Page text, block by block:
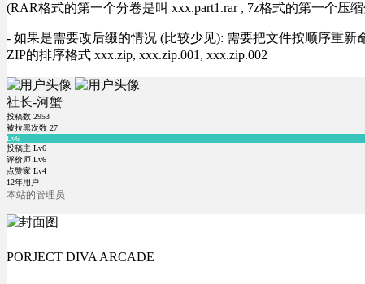
(RAR格式的第一个分卷是叫 xxx.part1.rar , 7z格式的第一个压
- 如果是需要改后缀的情况 (比较少见): 需要把文件按顺序重新
ZIP的排序格式 xxx.zip, xxx.zip.001, xxx.zip.002
社长-河蟹
投稿数 2953
被拉黑次数 27
Lv6
投稿主 Lv6
评价师 Lv6
点赞家 Lv4
12年用户
本站的管理员
PORJECT DIVA ARCADE